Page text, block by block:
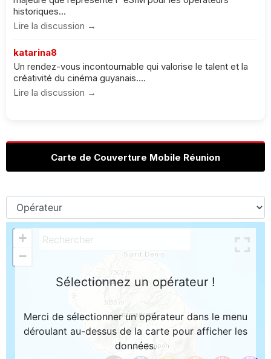
historiques...
Lire la discussion →
katarina8
Un rendez-vous incontournable qui valorise le talent et la
créativité du cinéma guyanais....
Lire la discussion →
Carte de Couverture Mobile Réunion